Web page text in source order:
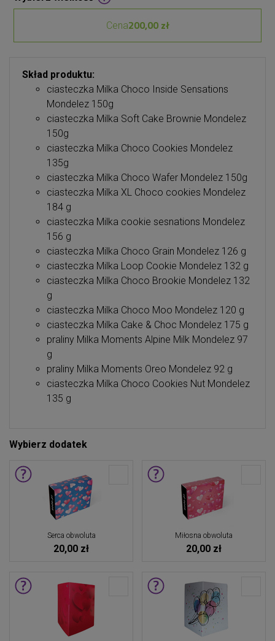
Cena200,00 zł
Skład produktu:
ciasteczka Milka Choco Inside Sensations
Mondelez 150g
ciasteczka Milka Soft Cake Brownie Mondelez
150g
ciasteczka Milka Choco Cookies Mondelez
135g
ciasteczka Milka Choco Wafer Mondelez 150g
ciasteczka Milka XL Choco cookies Mondelez
184 g
ciasteczka Milka cookie sesnations Mondelez
156 g
ciasteczka Milka Choco Grain Mondelez 126 g
ciasteczka Milka Loop Cookie Mondelez 132 g
ciasteczka Milka Choco Brookie Mondelez 132
g
ciasteczka Milka Choco Moo Mondelez 120 g
ciasteczka Milka Cake & Choc Mondelez 175 g
praliny Milka Moments Alpine Milk Mondelez 97
g
praliny Milka Moments Oreo Mondelez 92 g
ciasteczka Milka Choco Cookies Nut Mondelez
135 g
Wybierz dodatek
Serca obwoluta
20,00 zł
Miłosna obwoluta
20,00 zł